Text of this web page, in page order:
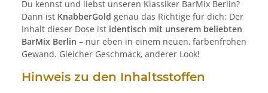
Du kennst und liebst unseren Klassiker BarMix Berlin?
Dann ist KnabberGold genau das Richtige für dich: Der
Inhalt dieser Dose ist identisch mit unserem beliebten
BarMix Berlin – nur eben in einem neuen, farbenfrohen
Gewand. Gleicher Geschmack, anderer Look!
Hinweis zu den Inhaltsstoffen